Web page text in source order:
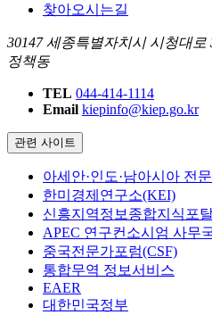
찾아오시는길
30147 세종특별자치시 시청대
정책동
TEL 044-414-1114
Email kiepinfo@kiep.go.kr
관련 사이트
아세안·인도·남아시아 전
한미경제연구소(KEI)
신흥지역정보종합지식포
APEC 연구컨소시엄 사무
중국전문가포럼(CSF)
통합무역 정보서비스
EAER
대한민국정부